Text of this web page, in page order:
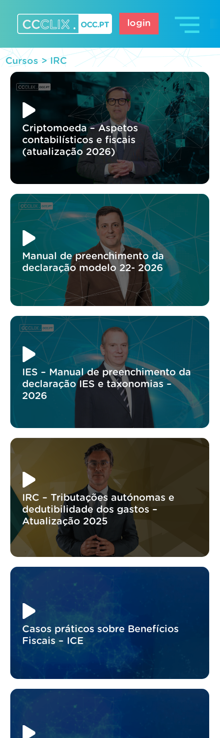
content
login
Cursos >IRC
Criptomoeda – Aspetos
contabilísticos e fiscais
(atualização 2026)
Manual de preenchimento da
declaração modelo 22- 2026
IES – Manual de preenchimento da
declaração IES e taxonomias –
2026
IRC – Tributações autónomas e
dedutibilidade dos gastos –
Atualização 2025
Casos práticos sobre Benefícios
Fiscais – ICE